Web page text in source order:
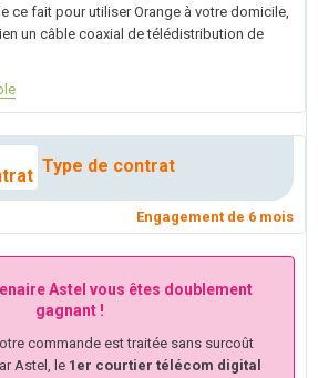
ce fait pour utiliser Orange à votre domicile,
un câble coaxial de télédistribution de
Type de contrat
Engagement de 6 mois
Astel vous êtes doublement
gagnant !
commande est traitée sans surcoût
Astel, le 1er courtier télécom digital